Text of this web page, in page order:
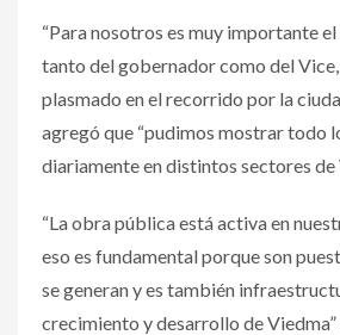
“Para nosotros es muy importante
tanto del gobernador como del Vice,
plasmado en el recorrido por la
agregó que “pudimos mostrar todo
diariamente en distintos sectores de
“La obra pública está activa en
eso es fundamental porque son
se generan y es también
crecimiento y desarrollo de